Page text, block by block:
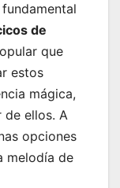
de
que
estos
mágica,
de ellos. A
opciones
melodía de